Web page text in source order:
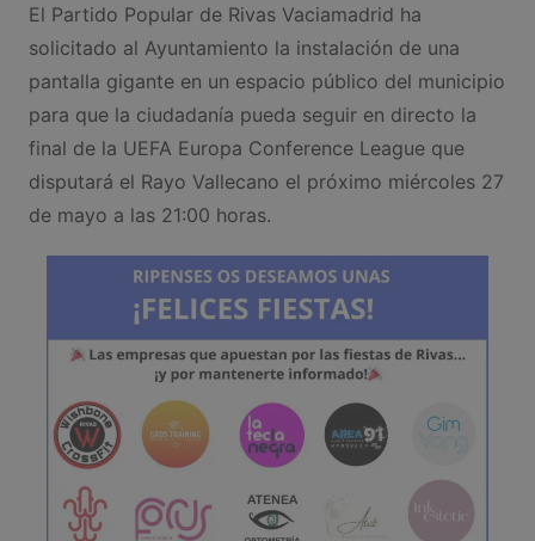
El Partido Popular de Rivas Vaciamadrid ha
solicitado al Ayuntamiento la instalación de una
pantalla gigante en un espacio público del municipio
para que la ciudadanía pueda seguir en directo la
final de la UEFA Europa Conference League que
disputará el Rayo Vallecano el próximo miércoles 27
de mayo a las 21:00 horas.